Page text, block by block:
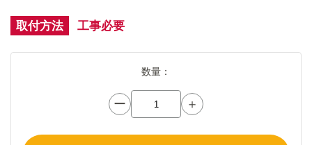
取付方法 工事必要
数量：
ー ＋